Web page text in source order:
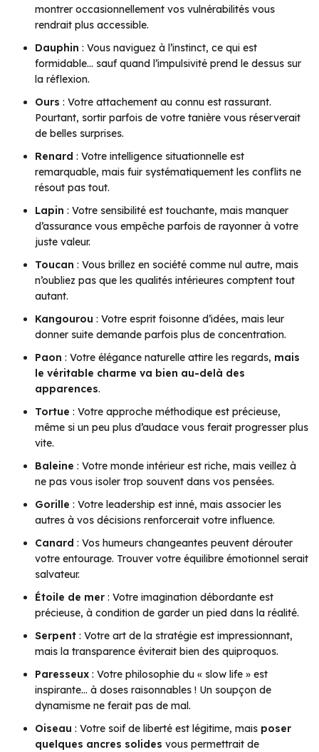
montrer occasionnellement vos vulnérabilités vous
rendrait plus accessible.
Dauphin : Vous naviguez à l’instinct, ce qui est
formidable… sauf quand l’impulsivité prend le dessus sur
la réflexion.
Ours : Votre attachement au connu est rassurant.
Pourtant, sortir parfois de votre tanière vous réserverait
de belles surprises.
Renard : Votre intelligence situationnelle est
remarquable, mais fuir systématiquement les conflits ne
résout pas tout.
Lapin : Votre sensibilité est touchante, mais manquer
d’assurance vous empêche parfois de rayonner à votre
juste valeur.
Toucan : Vous brillez en société comme nul autre, mais
n’oubliez pas que les qualités intérieures comptent tout
autant.
Kangourou : Votre esprit foisonne d’idées, mais leur
donner suite demande parfois plus de concentration.
Paon : Votre élégance naturelle attire les regards, mais
le véritable charme va bien au-delà des
apparences.
Tortue : Votre approche méthodique est précieuse,
même si un peu plus d’audace vous ferait progresser plus
vite.
Baleine : Votre monde intérieur est riche, mais veillez à
ne pas vous isoler trop souvent dans vos pensées.
Gorille : Votre leadership est inné, mais associer les
autres à vos décisions renforcerait votre influence.
Canard : Vos humeurs changeantes peuvent dérouter
votre entourage. Trouver votre équilibre émotionnel serait
salvateur.
Étoile de mer : Votre imagination débordante est
précieuse, à condition de garder un pied dans la réalité.
Serpent : Votre art de la stratégie est impressionnant,
mais la transparence éviterait bien des quiproquos.
Paresseux : Votre philosophie du « slow life » est
inspirante… à doses raisonnables ! Un soupçon de
dynamisme ne ferait pas de mal.
Oiseau : Votre soif de liberté est légitime, mais poser
quelques ancres solides vous permettrait de